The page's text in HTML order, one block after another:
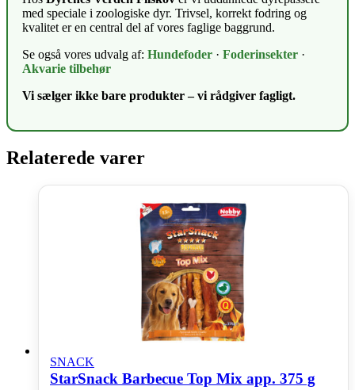
med speciale i zoologiske dyr. Trivsel, korrekt fodring og
kvalitet er en central del af vores faglige baggrund.
Se også vores udvalg af: Hundefoder · Foderinsekter ·
Akvarie tilbehør
Vi sælger ikke bare produkter – vi rådgiver fagligt.
Relaterede varer
SNACK
StarSnack Barbecue Top Mix app. 375 g